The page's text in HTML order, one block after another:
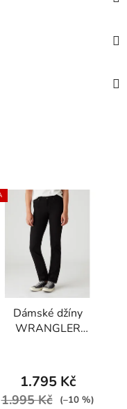
Dámské džíny
WRANGLER
Rinsewash
1.795 Kč
1.995 Kč (–10 %)